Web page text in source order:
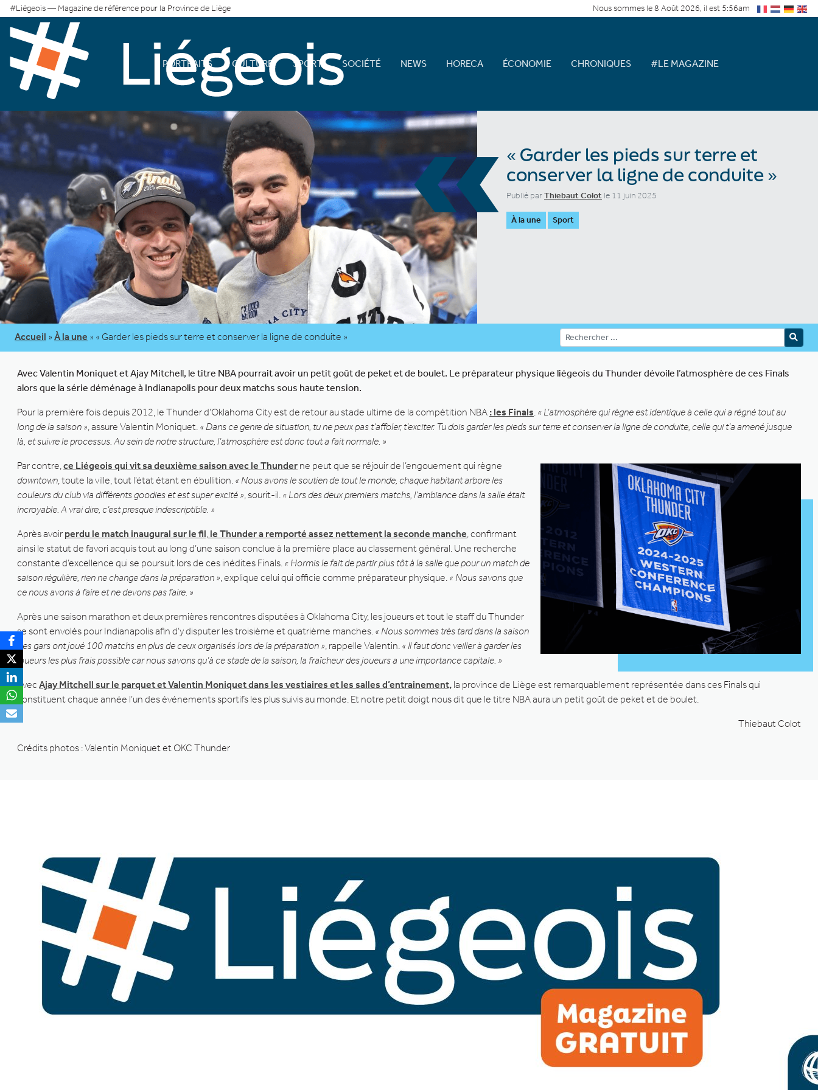
#Liégeois — Magazine de référence pour la Province de Liège Nous sommes le 8 Août 2026, il est 5:56am
PORTRAITS CULTURE SPORT SOCIÉTÉ NEWS HORECA ÉCONOMIE CHRONIQUES #LE MAGAZINE
«« Garder les pieds sur terre et
conserver la ligne de conduite »
Publié parThiebaut Colot le 11 juin 2025
À la une Sport
Accueil » À la une » « Garder les pieds sur terre et conserver la ligne de conduite »
Avec Valentin Moniquet et Ajay Mitchell, le titre NBA pourrait avoir un petit goût de peket et de boulet. Le préparateur physique liégeois du Thunder dévoile l’atmosphère de ces Finals
alors que la série déménage à Indianapolis pour deux matchs sous haute tension.
Pour la première fois depuis 2012, le Thunder d’Oklahoma City est de retour au stade ultime de la compétition NBA : les Finals. « L’atmosphère qui règne est identique à celle qui a régné tout au
long de la saison », assure Valentin Moniquet. « Dans ce genre de situation, tu ne peux pas t’affoler, t’exciter. Tu dois garder les pieds sur terre et conserver la ligne de conduite, celle qui t’a amené jusque
là, et suivre le processus. Au sein de notre structure, l’atmosphère est donc tout a fait normale. »
Par contre,ce Liégeois qui vit sa deuxième saison avec le Thunder ne peut que se réjouir de l’engouement qui règne
downtown, toute la ville, tout l’état étant en ébullition. « Nous avons le soutien de tout le monde, chaque habitant arbore les
couleurs du club via différents goodies et est super excité », sourit-il. « Lors des deux premiers matchs, l’ambiance dans la salle était
incroyable. A vrai dire, c’est presque indescriptible. »
Après avoir perdu le match inaugural sur le fil, le Thunder a remporté assez nettement la seconde manche, confirmant
ainsi le statut de favori acquis tout au long d’une saison conclue à la première place au classement général. Une recherche
constante d’excellence qui se poursuit lors de ces inédites Finals. « Hormis le fait de partir plus tôt à la salle que pour un match de
saison régulière, rien ne change dans la préparation », explique celui qui officie comme préparateur physique. « Nous savons que
ce nous avons à faire et ne devons pas faire. »
Après une saison marathon et deux premières rencontres disputées à Oklahoma City, les joueurs et tout le staff du Thunder
se sont envolés pour Indianapolis afin d’y disputer les troisième et quatrième manches. « Nous sommes très tard dans la saison
: les gars ont joué 100 matchs en plus de ceux organisés lors de la préparation », rappelle Valentin. « Il faut donc veiller à garder les
joueurs les plus frais possible car nous savons qu’à ce stade de la saison, la fraîcheur des joueurs a une importance capitale. »
AvecAjay Mitchell sur le parquet et Valentin Moniquet dans les vestiaires et les salles d’entrainement, la province de Liège est remarquablement représentée dans ces Finals qui
constituent chaque année l’un des événements sportifs les plus suivis au monde. Et notre petit doigt nous dit que le titre NBA aura un petit goût de peket et de boulet.
Thiebaut Colot
Crédits photos : Valentin Moniquet et OKC Thunder